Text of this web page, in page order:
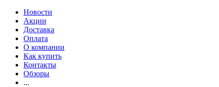
Новости
Акции
Доставка
Оплата
О компании
Как купить
Контакты
Обзоры
...